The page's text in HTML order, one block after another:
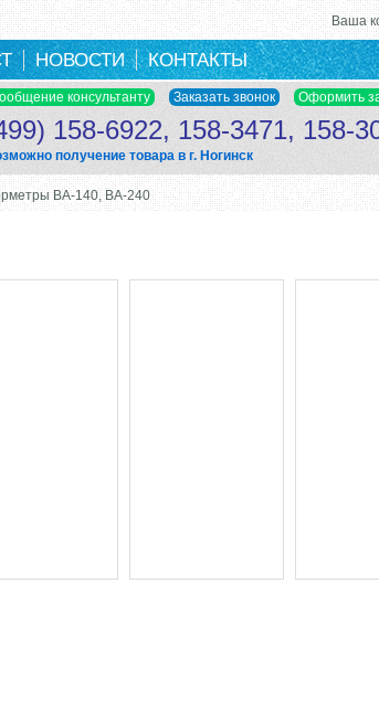
Ваша
НОВОСТИ КОНТАКТЫ
158-6922, 158-3471, 158-
получение товара в г. Ногинск
ВА-140, ВА-240